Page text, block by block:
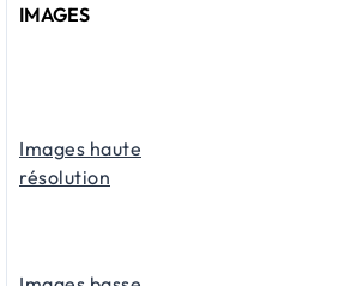
IMAGES
Images haute
résolution